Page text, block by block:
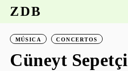
ZDB
MÚSICA CONCERTOS
Cüneyt Sepetçi